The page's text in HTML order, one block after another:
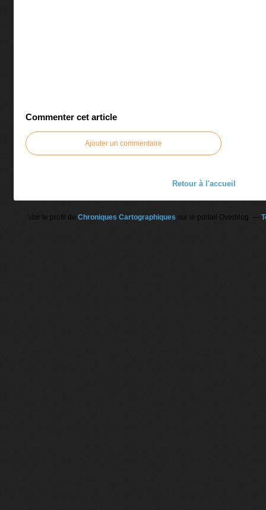
Commenter cet article
Ajouter un commentaire
Retour à l'accueil
Voir le profil de Chroniques Cartographiques sur le portail Overblog